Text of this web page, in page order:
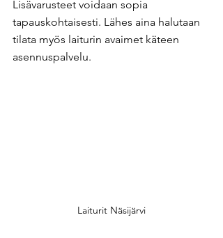
Lisävarusteet voidaan sopia
tapauskohtaisesti. Lähes aina halutaan
tilata myös laiturin avaimet käteen
asennuspalvelu. ​
Laiturit Näsijärvi